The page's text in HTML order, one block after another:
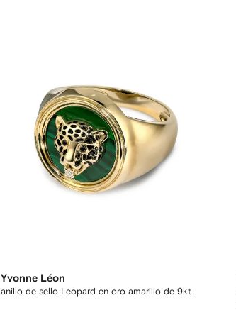
Yvonne Léon
anillo de sello Leopard en oro amarillo de 9kt